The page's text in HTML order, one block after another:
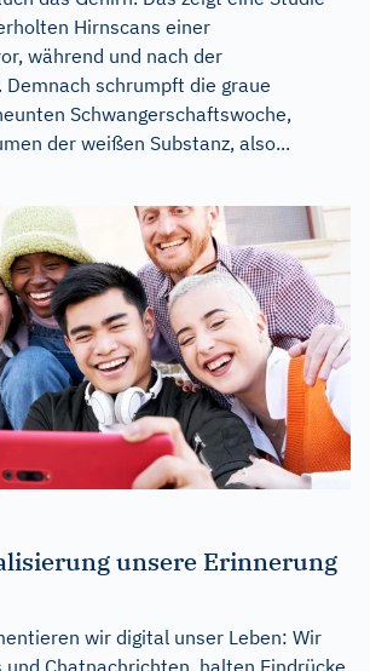
Hirnscans einer
während und nach der
Demnach schrumpft die graue
Schwangerschaftswoche,
der weißen Substanz, also...
unsere Erinnerung
wir digital unser Leben: Wir
und Chatnachrichten, halten Eindrücke